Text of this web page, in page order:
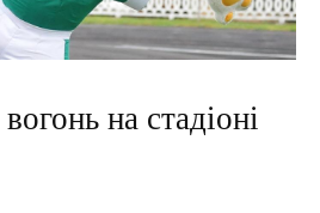
на стадіоні